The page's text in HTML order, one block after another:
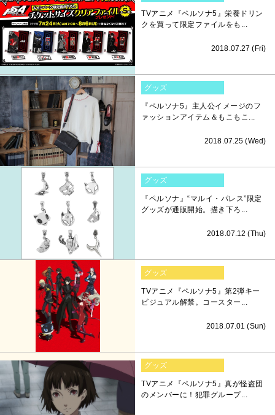
TVアニメ『ペルソナ5』栄養ドリン
クを買って限定ファイルをも...
2018.07.27 (Fri)
グッズ
『ペルソナ5』主人公イメージのフ
ァッションアイテム＆もこもこ...
2018.07.25 (Wed)
グッズ
『ペルソナ』“マルイ・パレス”限定
グッズが通販開始。描き下ろ...
2018.07.12 (Thu)
グッズ
TVアニメ『ペルソナ5』第2弾キー
ビジュアル解禁。コースター...
2018.07.01 (Sun)
グッズ
TVアニメ『ペルソナ5』真が怪盗団
のメンバーに！犯罪グループ...